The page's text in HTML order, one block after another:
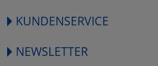
KUNDENSERVICE
NEWSLETTER